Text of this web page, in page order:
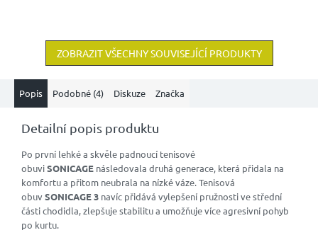
ZOBRAZIT VŠECHNY SOUVISEJÍCÍ PRODUKTY
Popis Podobné (4) Diskuze Značka
Detailní popis produktu
Po první lehké a skvěle padnoucí tenisové
obuviSONICAGE následovala druhá generace, která přidala na
komfortu a přitom neubrala na nízké váze. Tenisová
obuvSONICAGE 3 navíc přidává vylepšení pružnosti ve střední
části chodidla, zlepšuje stabilitu a umožňuje více agresivní pohyb
po kurtu.